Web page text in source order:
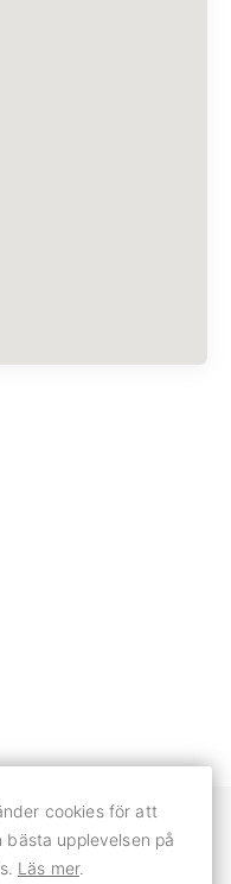
Språk - SV
cookies för att
upplevelsen på
Läs mer.